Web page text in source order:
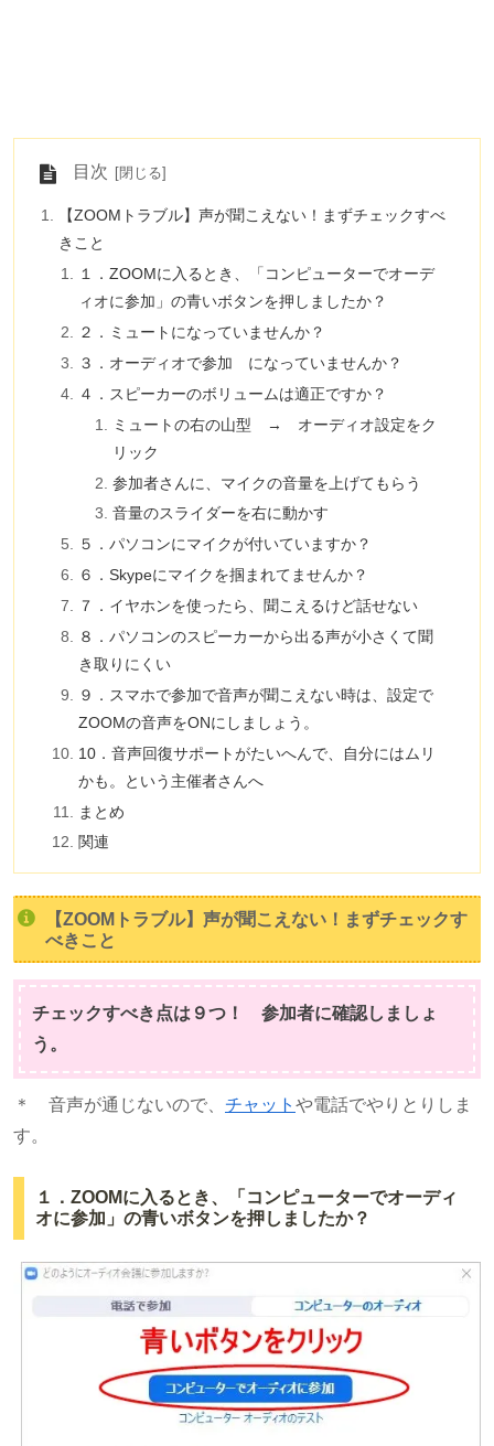
目次
【ZOOMトラブル】声が聞こえない！まずチェックすべ
きこと
１．ZOOMに入るとき、「コンピューターでオーデ
ィオに参加」の青いボタンを押しましたか？
２．ミュートになっていませんか？
３．オーディオで参加 になっていませんか？
４．スピーカーのボリュームは適正ですか？
ミュートの右の山型 → オーディオ設定をク
リック
参加者さんに、マイクの音量を上げてもらう
音量のスライダーを右に動かす
５．パソコンにマイクが付いていますか？
６．Skypeにマイクを掴まれてませんか？
７．イヤホンを使ったら、聞こえるけど話せない
８．パソコンのスピーカーから出る声が小さくて聞
き取りにくい
９．スマホで参加で音声が聞こえない時は、設定で
ZOOMの音声をONにしましょう。
10．音声回復サポートがたいへんで、自分にはムリ
かも。という主催者さんへ
まとめ
関連
【ZOOMトラブル】声が聞こえない！まずチェックす
べきこと
チェックすべき点は９つ！ 参加者に確認しましょ
う。
＊ 音声が通じないので、 チャット や電話でやりとりしま
す。
１．ZOOMに入るとき、「コンピューターでオーディ
オに参加」の青いボタンを押しましたか？